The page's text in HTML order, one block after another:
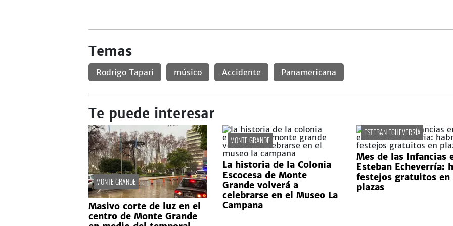
Temas
Rodrigo Tapari músico Accidente Panamericana
Te puede interesar
MONTE GRANDE
Masivo corte de luz en el
centro de Monte Grande
MONTE GRANDE
La historia de la Colonia
Escocesa de Monte
Grande volverá a
celebrarse en el Museo La
Campana
ESTEBAN ECHEVERRÍA
Mes de las Infancias
Esteban Echeverría:
festejos gratuitos en
plazas